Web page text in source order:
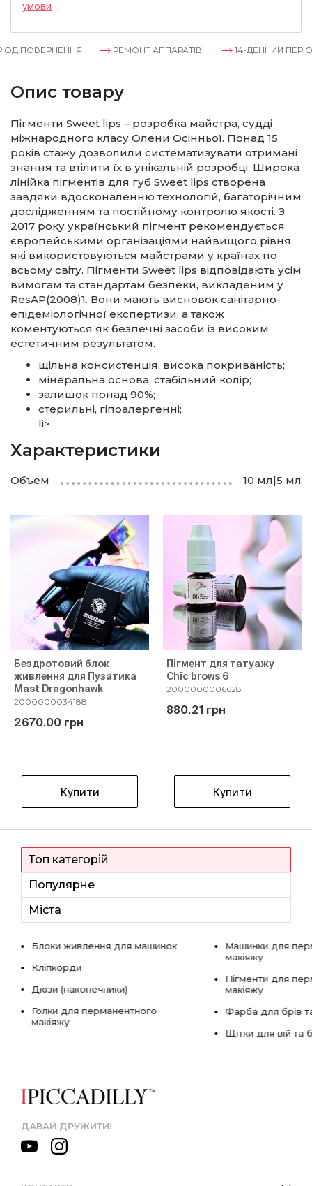
умови
ПОВЕРНЕННЯ РЕМОНТ АППАРАТІВ 14-ДЕННИЙ
Опис товару
Пігменти Sweet lips – розробка майстра, судді
міжнародного класу Олени Осінньої. Понад 15
років стажу дозволили систематизувати отримані
знання та втілити їх в унікальній розробці. Широка
лінійка пігментів для губ Sweet lips створена
завдяки вдосконаленню технологій, багаторічним
дослідженням та постійному контролю якості. З
2017 року український пігмент рекомендується
європейськими організаціями найвищого рівня,
які використовуються майстрами у країнах по
всьому світу. Пігменти Sweet lips відповідають усім
вимогам та стандартам безпеки, викладеним у
ResAP(2008)1. Вони мають висновок санітарно-
епідеміологічної експертизи, а також
коментуються як безпечні засоби із високим
естетичним результатом.
щільна консистенція, висока покриваність;
мінеральна основа, стабільний колір;
залишок понад 90%;
стерильні, гіпоалергенні;
li>
Характеристики
Объем 10 мл|5 мл
Бездротовий блок
живлення для Пузатика
Mast Dragonhawk
2000000034188
2670.00 грн
Купити
Пігмент для татуажу
Chic brows 6
2000000006628
880.21 грн
Купити
Топ категорій
Популярне
Міста
Блоки живлення для машинок
Кліпкорди
Дюзи (наконечники)
Голки для перманентного
макіяжу
Машинки для
макіяжу
Пігменти для
макіяжу
Фарба для брів
Щітки для вій та
ДАВАЙ ДРУЖИТИ!